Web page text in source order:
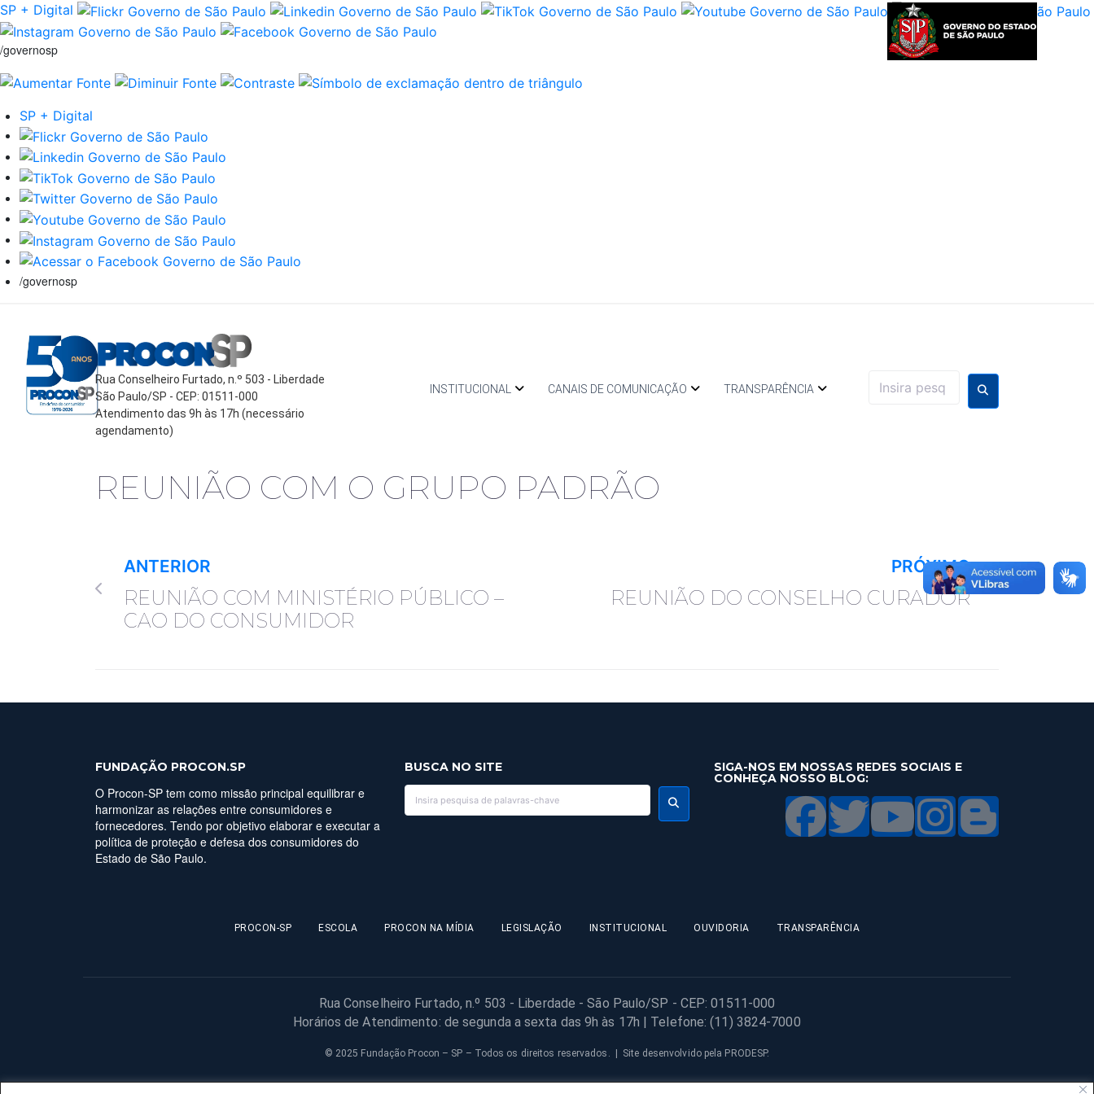
SP + Digital
/governosp
SP + Digital
/governosp
Rua Conselheiro Furtado, n.º 503 - Liberdade
São Paulo/SP - CEP: 01511-000
Atendimento das 9h às 17h (necessário
agendamento)
INSTITUCIONAL CANAIS DE COMUNICAÇÃO TRANSPARÊNCIA
REUNIÃO COM O GRUPO PADRÃO
ANTERIOR
REUNIÃO COM MINISTÉRIO PÚBLICO –
CAO DO CONSUMIDOR
PRÓXIMO
REUNIÃO DO CONSELHO CURADOR
FUNDAÇÃO PROCON.SP
O Procon-SP tem como missão principal equilibrar e
harmonizar as relações entre consumidores e
fornecedores. Tendo por objetivo elaborar e executar a
política de proteção e defesa dos consumidores do
Estado de São Paulo.
BUSCA NO SITE SIGA-NOS EM NOSSAS REDES SOCIAIS E
CONHEÇA NOSSO BLOG:
PROCON-SP ESCOLA PROCON NA MÍDIA LEGISLAÇÃO INSTITUCIONAL OUVIDORIA TRANSPARÊNCIA
Rua Conselheiro Furtado, n.º 503 - Liberdade - São Paulo/SP - CEP: 01511-000
Horários de Atendimento: de segunda a sexta das 9h às 17h | Telefone: (11) 3824-7000
© 2025 Fundação Procon – SP – Todos os direitos reservados. | Site desenvolvido pela PRODESP.